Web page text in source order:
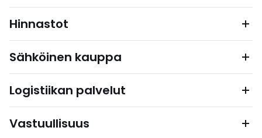
Hinnastot
Sähköinen kauppa
Logistiikan palvelut
Vastuullisuus